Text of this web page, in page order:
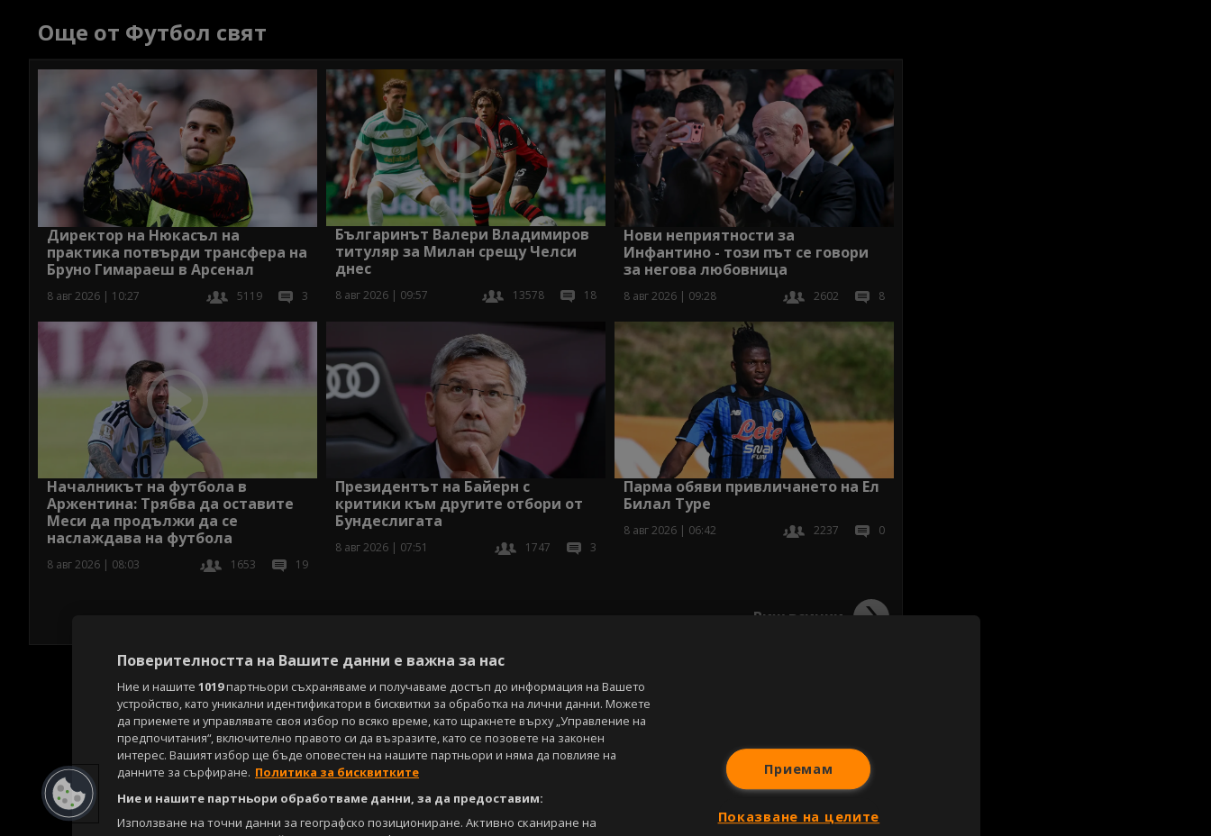
Още от Футбол свят
Директор на Нюкасъл на
практика потвърди трансфера на
Бруно Гимараеш в Арсенал
8 авг 2026 | 10:27 5119 3
Българинът Валери Владимиров
титуляр за Милан срещу Челси
днес
8 авг 2026 | 09:57 13578 18
Нови неприятности за
Инфантино - този път се говори
за негова любовница
8 авг 2026 | 09:28 2602 8
Началникът на футбола в
Аржентина: Трябва да оставите
Меси да продължи да се
наслаждава на футбола
8 авг 2026 | 08:03 1653 19
Президентът на Байерн с
критики към другите отбори от
Бундеслигата
8 авг 2026 | 07:51 1747 3
Парма обяви привличането на Ел
Билал Туре
8 авг 2026 | 06:42 2237 0
Виж всички
Поверителността на Вашите данни е важна за нас
Ние и нашите 1019партньори съхраняваме и получаваме достъп до информация на Вашето
устройство, като уникални идентификатори в бисквитки за обработка на лични данни. Можете
да приемете и управлявате своя избор по всяко време, като щракнете върху „Управление на
предпочитания“, включително правото си да възразите, като се позовете на законен
интерес. Вашият избор ще бъде оповестен на нашите партньори и няма да повлияе на
данните за сърфиране. Политика за бисквитките
Ние и нашите партньори обработваме данни, за да предоставим:
Използване на точни данни за географско позициониране. Активно сканиране на
Приемам
Показване на целите